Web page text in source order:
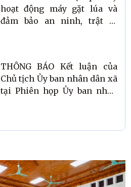
hoạt động máy gặt lúa và
đảm bảo an ninh, trật tự
THÔNG BÁO Kết luận của
Chủ tịch Ủy ban nhân dân xã
tại Phiên họp Ủy ban nhân